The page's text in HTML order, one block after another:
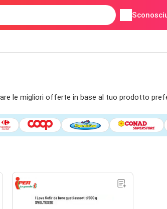
le migliori offerte in base al tuo prodotto